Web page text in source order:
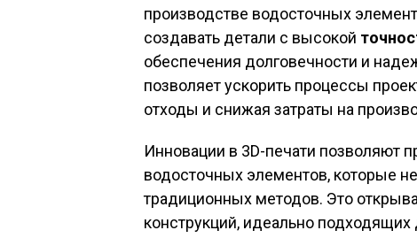
производстве водосточных
создавать детали с высокой
обеспечения долговечности и
позволяет ускорить процессы
отходы и снижая затраты на
Инновации в 3D-печати
водосточных элементов, которые
традиционных методов. Это
конструкций, идеально